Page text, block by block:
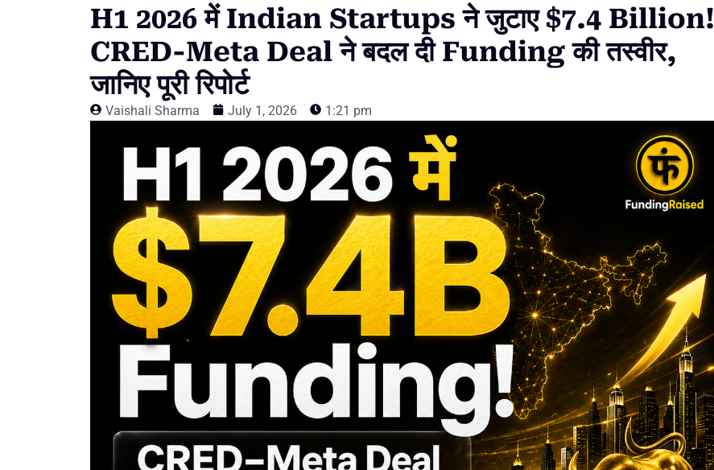
H1 2026 में Indian Startups ने जुटाए $7.4 Billion!
CRED-Meta Deal ने बदल दी Funding की तस्वीर,
जानिए पूरी रिपोर्ट
Vaishali Sharma July 1, 2026 1:21 pm